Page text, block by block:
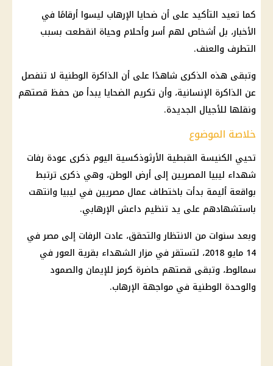
كما تعيد التأكيد على أن ضحايا الإرهاب ليسوا أرقامًا في
الأخبار، بل أشخاص لهم أسر وأحلام وحياة انقطعت بسبب
التطرف والعنف.
وتبقى هذه الذكرى شاهدًا على أن الذاكرة الوطنية لا تنفصل
عن الذاكرة الإنسانية، وأن تكريم الضحايا يبدأ من حفظ قصتهم
ونقلها للأجيال الجديدة.
خلاصة الموضوع
تحيي الكنيسة القبطية الأرثوذكسية اليوم ذكرى عودة رفات
شهداء ليبيا المصريين إلى أرض الوطن، وهي ذكرى ترتبط
بواقعة أليمة بدأت باختطاف عمال مصريين في ليبيا وانتهت
باستشهادهم على يد تنظيم داعش الإرهابي.
وبعد سنوات من الانتظار والتحقق، عادت الرفات إلى مصر في
14 مايو 2018، لتستقر في مزار الشهداء بقرية العور في
سمالوط، وتبقى قصتهم حاضرة كرمز للإيمان والصمود
والوحدة الوطنية في مواجهة الإرهاب.